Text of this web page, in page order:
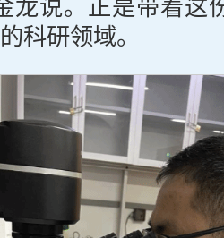
龙说。正是带着这
科研领域。